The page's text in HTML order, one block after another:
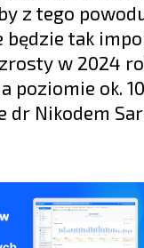
z tego
tak
w 2024
poziomie ok.
dr Nikodem